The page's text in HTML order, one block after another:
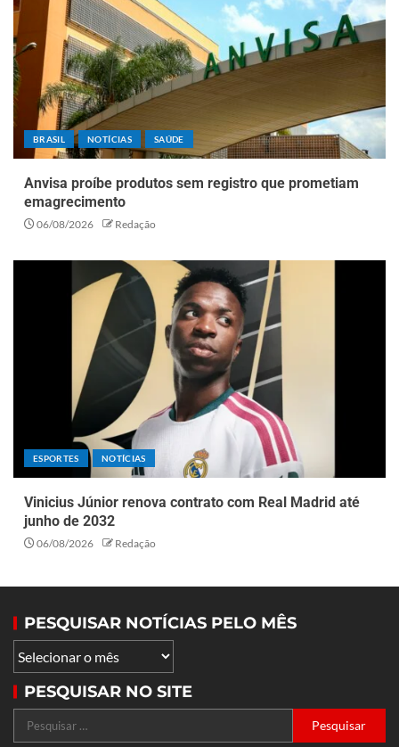
BRASIL NOTÍCIAS SAÚDE
Anvisa proíbe produtos sem registro que prometiam
emagrecimento
06/08/2026 Redação
ESPORTES NOTÍCIAS
Vinicius Júnior renova contrato com Real Madrid até
junho de 2032
06/08/2026 Redação
PESQUISAR NOTÍCIAS PELO MÊS
PESQUISAR NO SITE